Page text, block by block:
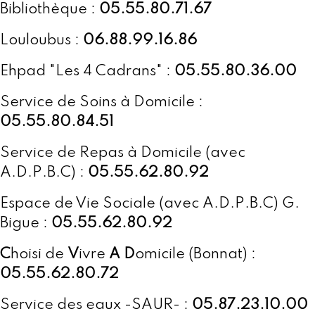
Bibliothèque : 05.55.80.71.67
Louloubus : 06.88.99.16.86
Ehpad "Les 4 Cadrans" : 05.55.80.36.00
Service de Soins à Domicile :
05.55.80.84.51
Service de Repas à Domicile (avec
A.D.P.B.C) : 05.55.62.80.92
Espace de Vie Sociale (avec A.D.P.B.C) G.
Bigue : 05.55.62.80.92
Choisi de Vivre A Domicile (Bonnat) :
05.55.62.80.72
Service des eaux -SAUR- : 05.87.23.10.00